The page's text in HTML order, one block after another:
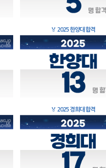
🏅 2025 한양대 합격
🏅 2025 경희대 합격